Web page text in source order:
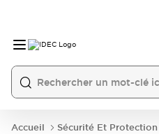
Accueil
Sécurité Et